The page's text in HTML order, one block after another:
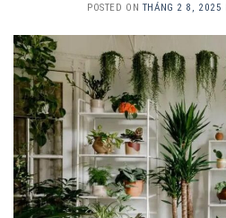
POSTED ON THÁNG 2 8, 2025